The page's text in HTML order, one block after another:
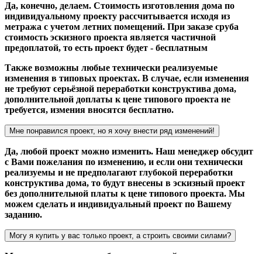
Да, конечно, делаем. Стоимость изготовления дома по
индивидуальному проекту рассчитывается исходя из
метража с учетом летних помещений. При заказе сруба
стоимость эскизного проекта является частичной
предоплатой, то есть проект будет - бесплатным
Также возможны любые технически реализуемые
изменения в типовых проектах. В случае, если изменения
не требуют серьёзной переработки конструктива дома,
дополнительной доплаты к цене типового проекта не
требуется, измения вносятся бесплатно.
Мне понравился проект, но я хочу внести ряд изменений!
Да, любой проект можно изменить. Наш менеджер обсудит
с Вами пожелания по изменению, и если они технически
реализуемы и не предполагают глубокой переработки
конструктива дома, то будут внесены в эскизный проект
без дополнительной платы к цене типового проекта. Мы
можем сделать и индивидуальный проект по Вашему
заданию.
Могу я купить у вас только проект, а строить своими силами?